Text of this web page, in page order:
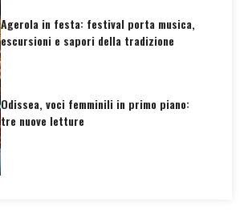
Agerola in festa: festival porta musica,
escursioni e sapori della tradizione
Odissea, voci femminili in primo piano:
tre nuove letture